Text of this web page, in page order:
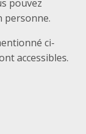
pouvez
personne.
ci-
accessibles.